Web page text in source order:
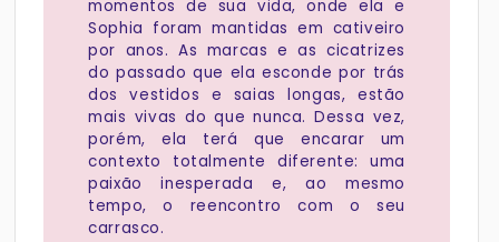
momentos de sua vida, onde ela e
Sophia foram mantidas em cativeiro
por anos. As marcas e as cicatrizes
do passado que ela esconde por trás
dos vestidos e saias longas, estão
mais vivas do que nunca. Dessa vez,
porém, ela terá que encarar um
contexto totalmente diferente: uma
paixão inesperada e, ao mesmo
tempo, o reencontro com o seu
carrasco.